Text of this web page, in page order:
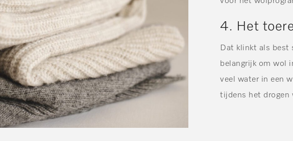
4. Het
Dat klinkt als best
belangrijk om wol
veel water in een
tijdens het drogen